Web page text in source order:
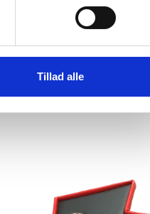
Tillad alle